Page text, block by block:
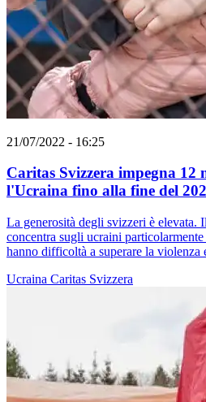
21/07/2022 - 16:25
Caritas Svizzera impegna
l'Ucraina fino alla fine del
La generosità degli svizzeri è elevata.
concentra sugli ucraini
hanno difficoltà a superare la violenza
Ucraina Caritas Svizzera